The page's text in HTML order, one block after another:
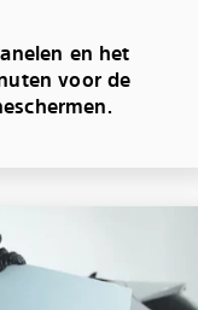
en het
voor de